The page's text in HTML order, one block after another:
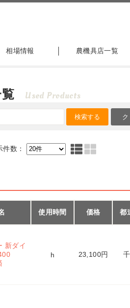
相場情報 農機具店一覧
Used Products
件数：
使用時間 価格 都
新ダイ
h 23,100円